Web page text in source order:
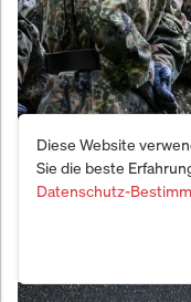
Bundeswehr
Diese Website
Sie die beste
Datenschutz-